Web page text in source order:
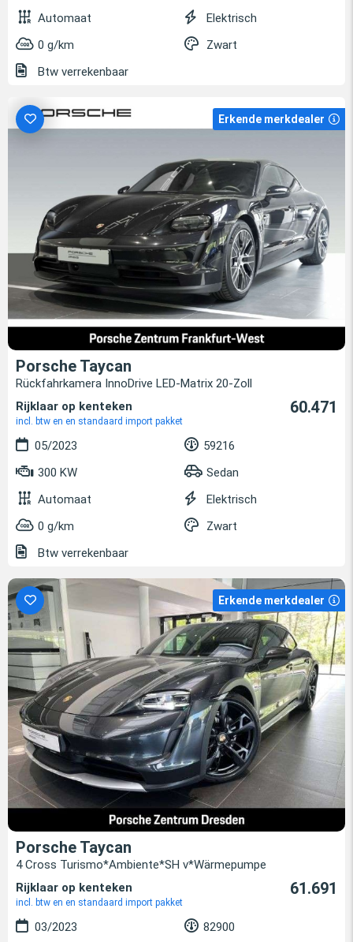
Automaat
Elektrisch
0 g/km
Zwart
Btw verrekenbaar
Erkende merkdealer
Porsche Taycan
Rückfahrkamera InnoDrive LED-Matrix 20-Zoll
Rijklaar op kenteken
incl. btw en en standaard import pakket
60.471
05/2023
59216
300 KW
Sedan
Automaat
Elektrisch
0 g/km
Zwart
Btw verrekenbaar
Erkende merkdealer
Porsche Taycan
4 Cross Turismo*Ambiente*SH v*Wärmepumpe
Rijklaar op kenteken
incl. btw en en standaard import pakket
61.691
03/2023
82900